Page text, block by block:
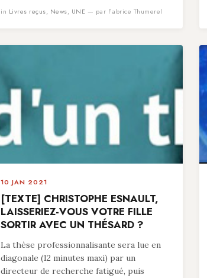
in Livres reçus, News, UNE — par Fabrice Thumerel
10 JAN 2021
[TEXTE] CHRISTOPHE ESNAULT,
LAISSERIEZ-VOUS VOTRE FILLE
SORTIR AVEC UN THÉSARD ?
La thèse professionnalisante sera lue en
diagonale (12 minutes maxi) par un
directeur de recherche fatigué, puis